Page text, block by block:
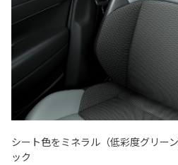
シート色をミネラル（低彩度グリー
ック